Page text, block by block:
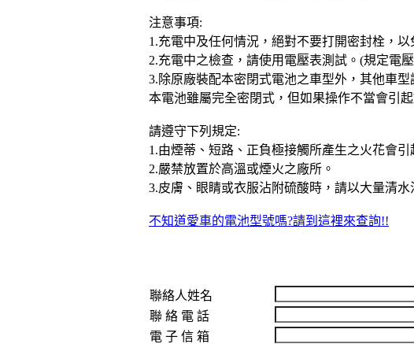
注意事項:
1.充電中及任何情況，絕對不要打開密封栓，以
2.充電中之檢查，請使用電壓表測試。(規定電
3.除原廠裝配本密閉式電池之車型外，其他車型
本電池雖屬完全密閉式，但如果操作不當會引
請遵守下列規定:
1.由煙蒂、短路、正負極接觸所產生之火花會引
2.嚴禁放置於高溫或煙火之廠所。
3.皮膚、眼睛或衣服沾附硫酸時，請以大量清水
不知道愛車的電池型號嗎?請到這裡來查詢!!
聯絡人姓名
聯 絡 電 話
電 子 信 箱